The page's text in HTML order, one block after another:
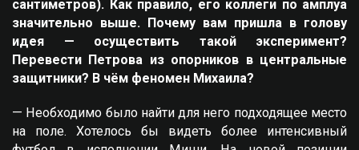
сантиметров). Как правило, его коллеги по амплуа
значительно выше. Почему вам пришла в голову
идея — осуществить такой эксперимент?
Перевести Петрова из опорников в центральные
защитники? В чём феномен Михаила?
— Необходимо было найти для него подходящее место
на поле. Хотелось бы видеть более интенсивный